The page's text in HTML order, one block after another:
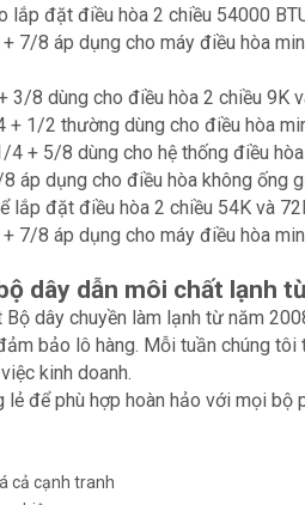
lắp đặt điều hòa 2 chiều 54000
7/8 áp dụng cho máy điều hòa
3/8 dùng cho điều hòa 2 chiều 9K
1/2 thường dùng cho điều hòa
4 + 5/8 dùng cho hệ thống điều
áp dụng cho điều hòa không ống
lắp đặt điều hòa 2 chiều 54K và
7/8 áp dụng cho máy điều hòa
dây dẫn môi chất lạnh từ
Bộ dây chuyền làm lạnh từ năm
bảo lô hàng. Mỗi tuần chúng
kinh doanh.
lẻ để phù hợp hoàn hảo với mọi
cả cạnh tranh